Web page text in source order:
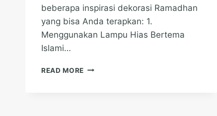
beberapa inspirasi dekorasi Ramadhan
yang bisa Anda terapkan: 1.
Menggunakan Lampu Hias Bertema
Islami…
READ MORE 12